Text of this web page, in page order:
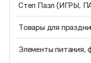
Степ Пазл (ИГРЫ,
Товары для
Элементы питания,